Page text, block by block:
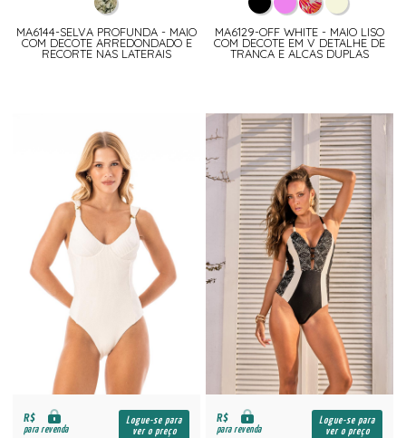
MA6144-SELVA PROFUNDA - MAIO
COM DECOTE ARREDONDADO E
RECORTE NAS LATERAIS
MA6129-OFF WHITE - MAIO LISO
COM DECOTE EM V DETALHE DE
TRANCA E ALCAS DUPLAS
R$
para revenda
Logue-se para
ver o preço
R$
para revenda
Logue-se para
ver o preço